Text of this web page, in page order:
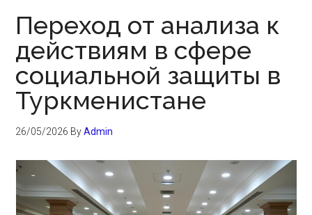
Переход от анализа к
действиям в сфере
социальной защиты в
Туркменистане
26/05/2026 ByAdmin